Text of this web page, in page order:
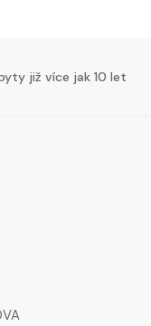
již více jak 10 let